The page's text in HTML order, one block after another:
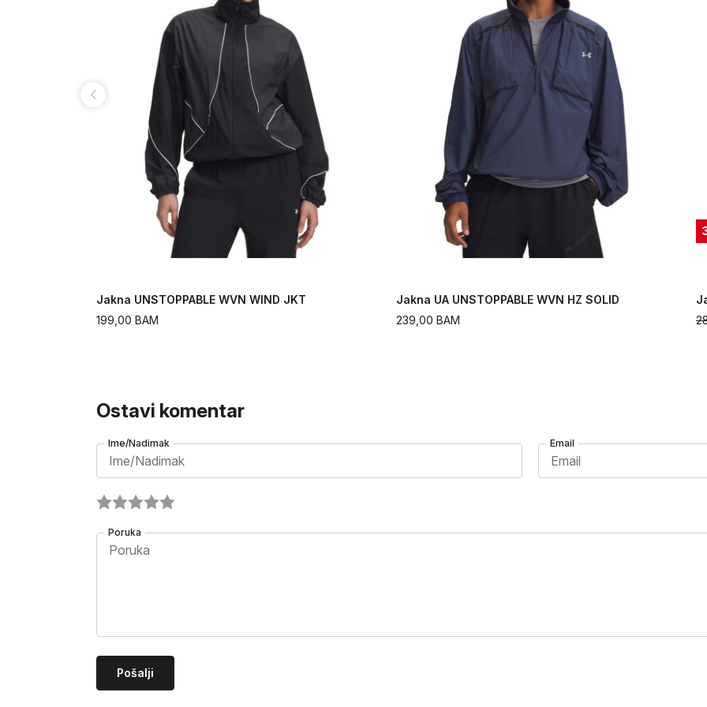
Jakna UNSTOPPABLE WVN WIND JKT
199,00 BAM
Jakna UA UNSTOPPABLE WVN HZ SOLID
239,00 BAM
Ostavi komentar
Ime/Nadimak Email
Poruka
Pošalji